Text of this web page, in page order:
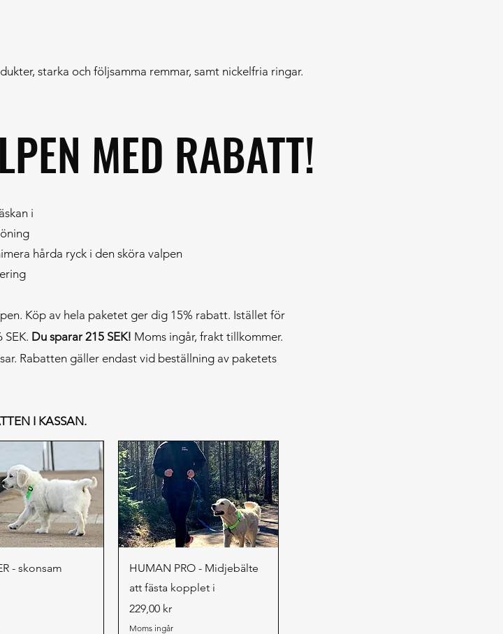
starka och följsamma remmar, samt nickelfria ringar.
i
hårda ryck i den sköra valpen
Köp av hela paketet ger dig 15% rabatt. Istället för
Du sparar 215 SEK! Moms ingår, frakt tillkommer.
Rabatten gäller endast vid beställning av paketets
I KASSAN.
MED RABATT!
- skonsam
Snabbvisning
HUMAN PRO - Midjebälte
att fästa kopplet i
Pris
229,00 kr
Moms ingår